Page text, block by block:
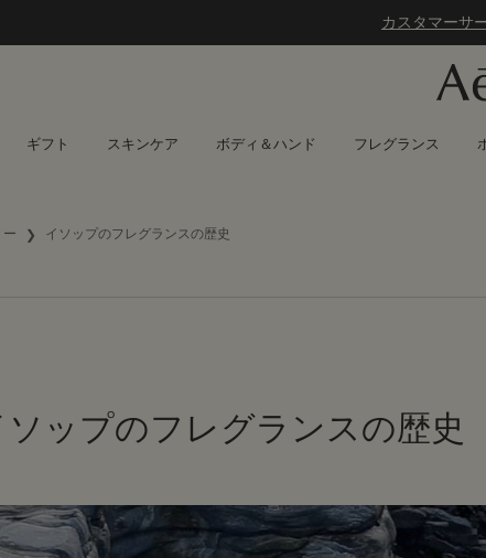
カスタマーサ
ギフト スキンケア ボディ＆ハンド フレグランス
イソップのフレグランスの歴史
ソップのフレグランスの歴史